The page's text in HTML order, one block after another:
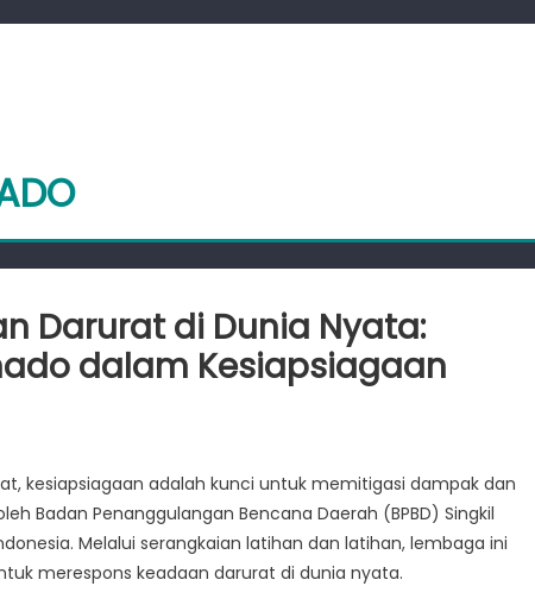
Darurat di Dunia Nyata:
dalam Kesiapsiagaan
kesiapsiagaan adalah kunci untuk memitigasi dampak dan
Badan Penanggulangan Bencana Daerah (BPBD) Singkil
Melalui serangkaian latihan dan latihan, lembaga ini
merespons keadaan darurat di dunia nyata.